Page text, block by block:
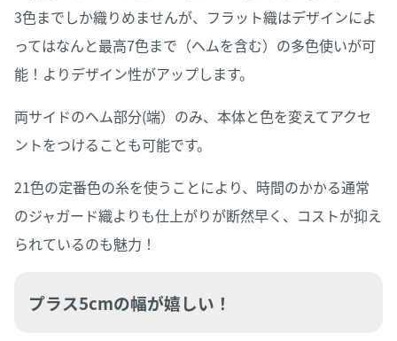
3色までしか織りめませんが、フラット織はデザインによ
ってはなんと最高7色まで（ヘムを含む）の多色使いが可
能！よりデザイン性がアップします。
両サイドのヘム部分(端）のみ、本体と色を変えてアクセ
ントをつけることも可能です。
21色の定番色の糸を使うことにより、時間のかかる通常
のジャガード織よりも仕上がりが断然早く、コストが抑え
られているのも魅力！
プラス5cmの幅が嬉しい！